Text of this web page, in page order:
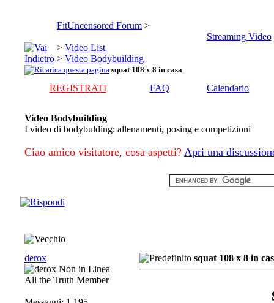
FitUncensored Forum >
Streaming Video
> Video List
> Video Bodybuilding
squat 108 x 8 in casa
REGISTRATI FAQ Calendario
Video Bodybuilding
I video di bodybulding: allenamenti, posing e competizioni
Ciao amico visitatore, cosa aspetti? Apri una
derox
All the Truth Member
squat 108 x 8 in